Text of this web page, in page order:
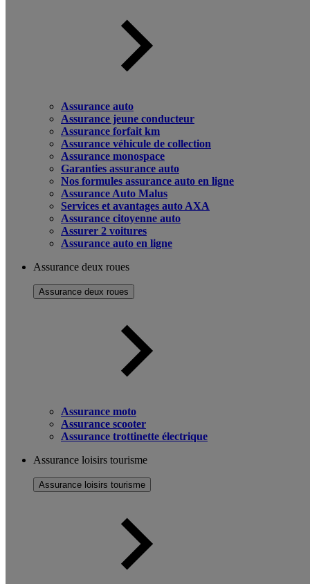
Assurance auto
Assurance jeune conducteur
Assurance forfait km
Assurance véhicule de collection
Assurance monospace
Garanties assurance auto
Nos formules assurance auto en ligne
Assurance Auto Malus
Services et avantages auto AXA
Assurance citoyenne auto
Assurer 2 voitures
Assurance auto en ligne
Assurance deux roues
Assurance deux roues
Assurance moto
Assurance scooter
Assurance trottinette électrique
Assurance loisirs tourisme
Assurance loisirs tourisme